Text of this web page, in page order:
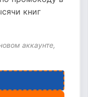
книг
аккаунте,